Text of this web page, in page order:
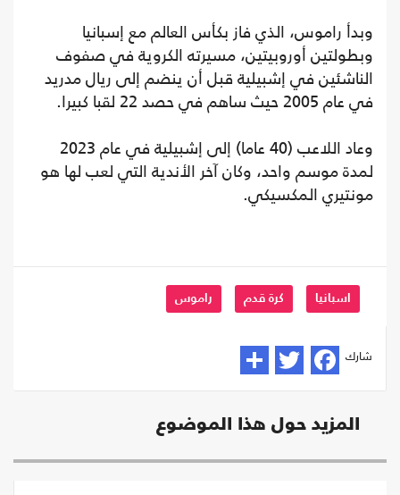
وبدأ راموس، الذي فاز بكأس العالم مع إسبانيا
وبطولتين أوروبيتين، مسيرته الكروية في صفوف
الناشئين في إشبيلية قبل أن ينضم إلى ريال مدريد
في عام 2005 حيث ساهم في حصد 22 لقبا كبيرا.
وعاد اللاعب (40 عاما) إلى إشبيلية في عام 2023
لمدة موسم واحد، وكان آخر الأندية التي لعب لها هو
مونتيري المكسيكي.
اسبانيا كرة قدم راموس
شارك
المزيد حول هذا الموضوع